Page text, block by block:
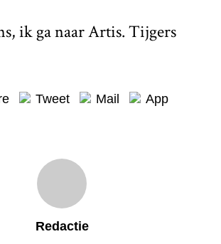
ik ga naar Artis. Tijgers
Tweet Mail App
Redactie